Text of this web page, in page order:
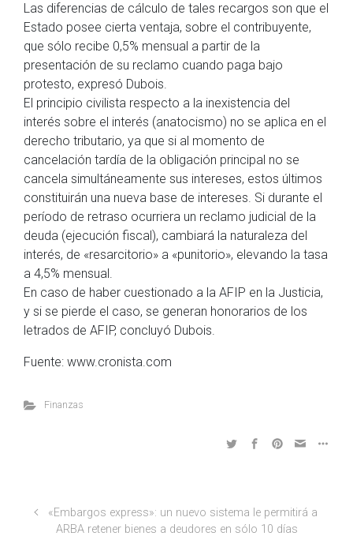
Las diferencias de cálculo de tales recargos son que el
Estado posee cierta ventaja, sobre el contribuyente,
que sólo recibe 0,5% mensual a partir de la
presentación de su reclamo cuando paga bajo
protesto, expresó Dubois.
El principio civilista respecto a la inexistencia del
interés sobre el interés (anatocismo) no se aplica en el
derecho tributario, ya que si al momento de
cancelación tardía de la obligación principal no se
cancela simultáneamente sus intereses, estos últimos
constituirán una nueva base de intereses. Si durante el
período de retraso ocurriera un reclamo judicial de la
deuda (ejecución fiscal), cambiará la naturaleza del
interés, de «resarcitorio» a «punitorio», elevando la tasa
a 4,5% mensual.
En caso de haber cuestionado a la AFIP en la Justicia,
y si se pierde el caso, se generan honorarios de los
letrados de AFIP, concluyó Dubois.
Fuente: www.cronista.com
Finanzas
«Embargos express»: un nuevo sistema le permitirá a
ARBA retener bienes a deudores en sólo 10 días